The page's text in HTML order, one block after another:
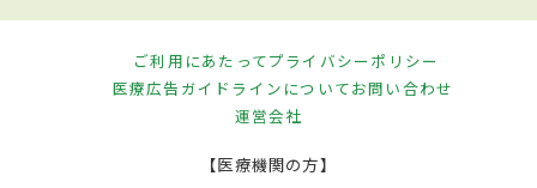
ご利用にあたってプライバシーポリシー
医療広告ガイドラインについてお問い合わせ
運営会社
【医療機関の方】